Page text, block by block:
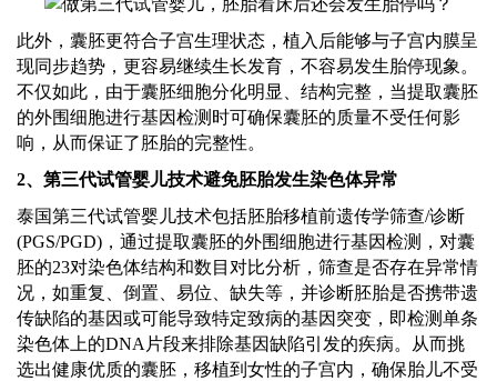
此外，囊胚更符合子宫生理状态，植入后能够与子宫内膜呈
现同步趋势，更容易继续生长发育，不容易发生胎停现象。
不仅如此，由于囊胚细胞分化明显、结构完整，当提取囊胚
的外围细胞进行基因检测时可确保囊胚的质量不受任何影
响，从而保证了胚胎的完整性。
2、第三代试管婴儿技术避免胚胎发生染色体异常
泰国第三代试管婴儿技术包括胚胎移植前遗传学筛查/诊断
(PGS/PGD)，通过提取囊胚的外围细胞进行基因检测，对囊
胚的23对染色体结构和数目对比分析，筛查是否存在异常情
况，如重复、倒置、易位、缺失等，并诊断胚胎是否携带遗
传缺陷的基因或可能导致特定致病的基因突变，即检测单条
染色体上的DNA片段来排除基因缺陷引发的疾病。从而挑
选出健康优质的囊胚，移植到女性的子宫内，确保胎儿不受